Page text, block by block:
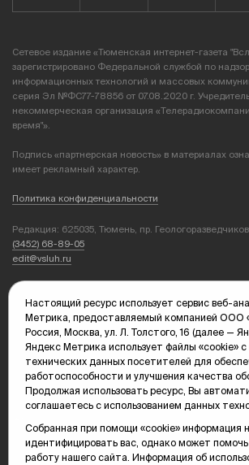
Сетевое издание «Тюменская интернет-газета
зарегистрировано Федеральной службой по
информационных технологий и массовых
серия Эл №ФС77-78856 от 07.08.2020 г.
некоммерческая организация
время"».
Подпись «партнерская новость» в материалах
имеет рекламный характер.
Политика конфиденциальности
Редакция: 625035, Тюмень, пр.
(3452) 68-89-05
edit@vsluh.ru
Главный редактор: Панкина Т.Ю.
kika@vsluh.ru
По вопросам рекламы:
(3452) 68-89-78
kotovaev@sibinformburo.ru
mim@vsluh.ru
Настоящий ресурс использует сервис веб-
Метрика, предоставляемый компанией ООО
Россия, Москва, ул. Л. Толстого, 16 (далее —
Яндекс Метрика использует файлы «cookie» с
технических данных посетителей для
работоспособности и улучшения качества
Продолжая использовать ресурс, Вы
соглашаетесь с использованием данных
Собранная при помощи «cookie» информация
идентифицировать вас, однако может
работу нашего сайта. Информация об